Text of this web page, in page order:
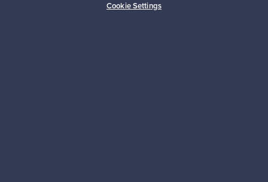
Cookie Settings